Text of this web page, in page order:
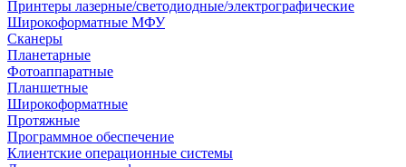
Принтеры лазерные/светодиодные/электрографические
Широкоформатные МФУ
Сканеры
Планетарные
Фотоаппаратные
Планшетные
Широкоформатные
Протяжные
Программное обеспечение
Клиентские операционные системы